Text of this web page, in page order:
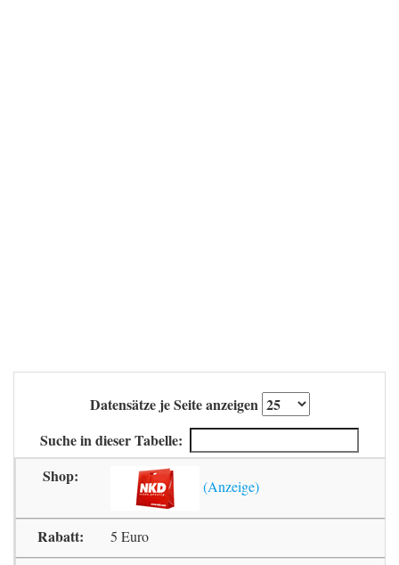
Datensätze je Seite anzeigen
Suche in dieser Tabelle:
5 Euro